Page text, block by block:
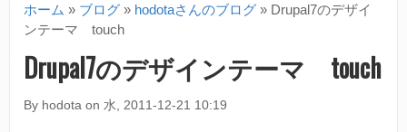
m
現
在
地
ホーム » ブログ » hodotaさんのブログ » Drupal7のデザイ
ンテーマ touch
Drupal7のデザインテーマ touch
By hodota on 水, 2011-12-21 10:19